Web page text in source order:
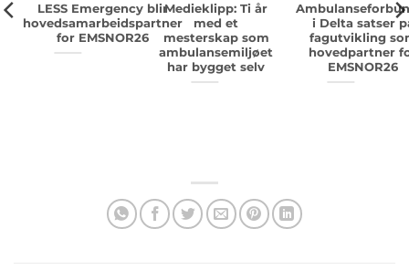
LESS Emergency blir
hovedsamarbeidspartner
for EMSNOR26
Medieklipp: Ti år
med et
mesterskap som
ambulansemiljøet
har bygget selv
i Delta satser
fagutvikling
hovedpartner
EMSNOR26